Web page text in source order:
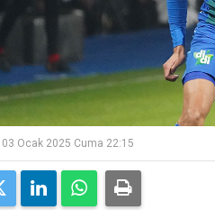
03 Ocak 2025 Cuma 22:15